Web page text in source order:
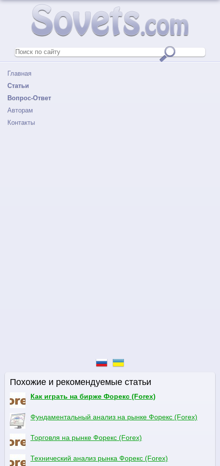
Главная
Статьи
Вопрос-Ответ
Авторам
Контакты
Похожие и рекомендуемые статьи
Как играть на бирже Форекс (Forex)
Фундаментальный анализ на рынке Форекс (Forex)
Торговля на рынке Форекс (Forex)
Технический анализ рынка Форекс (Forex)